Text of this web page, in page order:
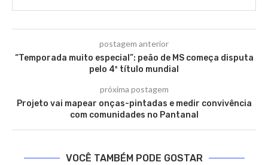
postagem anterior
“Temporada muito especial”: peão de MS começa disputa
pelo 4º título mundial
próxima postagem
Projeto vai mapear onças-pintadas e medir convivência
com comunidades no Pantanal
VOCÊ TAMBÉM PODE GOSTAR